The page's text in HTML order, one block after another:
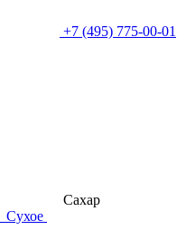
+7 (495) 775-00-01
Сахар
Сухое